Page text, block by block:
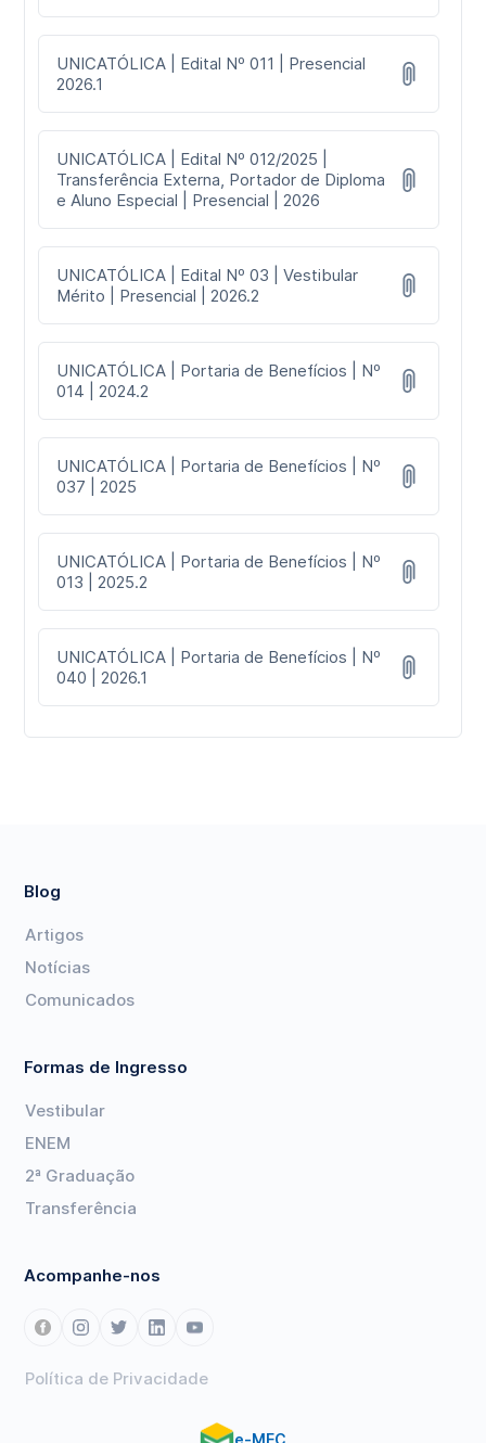
UNICATÓLICA | Edital Nº 011 | Presencial
2026.1
UNICATÓLICA | Edital Nº 012/2025 |
Transferência Externa, Portador de Diploma
e Aluno Especial | Presencial | 2026
UNICATÓLICA | Edital Nº 03 | Vestibular
Mérito | Presencial | 2026.2
UNICATÓLICA | Portaria de Benefícios | Nº
014 | 2024.2
UNICATÓLICA | Portaria de Benefícios | Nº
037 | 2025
UNICATÓLICA | Portaria de Benefícios | Nº
013 | 2025.2
UNICATÓLICA | Portaria de Benefícios | Nº
040 | 2026.1
Blog
Artigos
Notícias
Comunicados
Formas de Ingresso
Vestibular
ENEM
2ª Graduação
Transferência
Acompanhe-nos
Política de Privacidade
e-MEC